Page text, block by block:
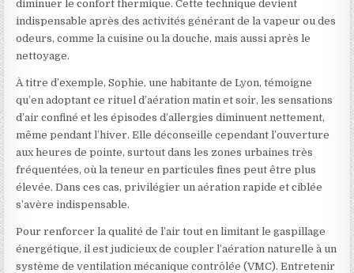
diminuer le confort thermique. Cette technique devient
indispensable après des activités générant de la vapeur ou des
odeurs, comme la cuisine ou la douche, mais aussi après le
nettoyage.
À titre d’exemple, Sophie, une habitante de Lyon, témoigne
qu’en adoptant ce rituel d’aération matin et soir, les sensations
d’air confiné et les épisodes d’allergies diminuent nettement,
même pendant l’hiver. Elle déconseille cependant l’ouverture
aux heures de pointe, surtout dans les zones urbaines très
fréquentées, où la teneur en particules fines peut être plus
élevée. Dans ces cas, privilégier un aération rapide et ciblée
s’avère indispensable.
Pour renforcer la qualité de l’air tout en limitant le gaspillage
énergétique, il est judicieux de coupler l’aération naturelle à un
système de ventilation mécanique contrôlée (VMC). Entretenir